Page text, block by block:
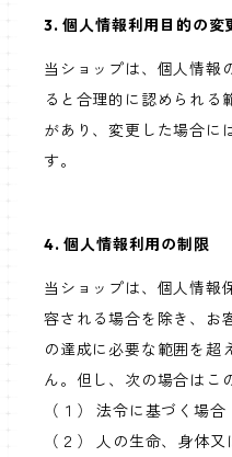
3. 個人情報利用目的の変
当ショップは、個人情報
ると合理的に認められる
があり、変更した場合に
す。
4. 個人情報利用の制限
当ショップは、個人情報
容される場合を除き、お
の達成に必要な範囲を超
ん。但し、次の場合はこ
（１） 法令に基づく場合
（２） 人の生命、身体